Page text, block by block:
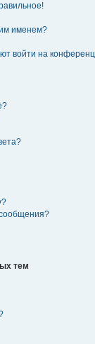
именем?
войти на
тем